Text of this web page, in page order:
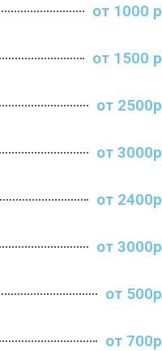
от 1000 р
от 1500 р
от 2500р
от 3000р
от 2400р
от 3000р
от 500р
от 700р